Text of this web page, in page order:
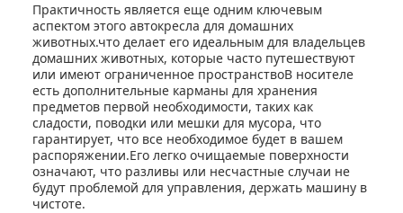
Практичность является еще одним ключевым
аспектом этого автокресла для домашних
животных.что делает его идеальным для владельцев
домашних животных, которые часто путешествуют
или имеют ограниченное пространствоВ носителе
есть дополнительные карманы для хранения
предметов первой необходимости, таких как
сладости, поводки или мешки для мусора, что
гарантирует, что все необходимое будет в вашем
распоряжении.Его легко очищаемые поверхности
означают, что разливы или несчастные случаи не
будут проблемой для управления, держать машину в
чистоте.